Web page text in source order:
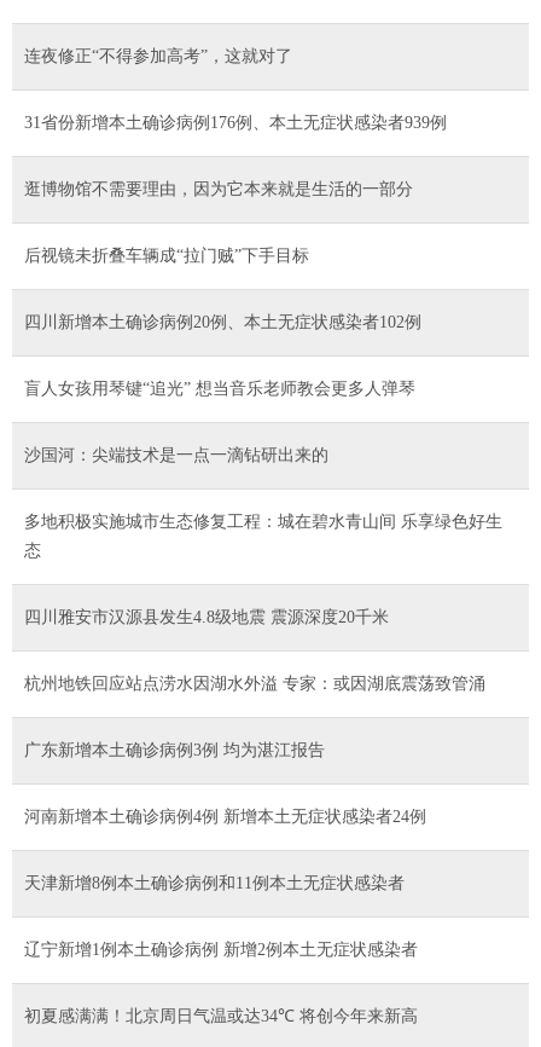
连夜修正“不得参加高考”，这就对了
31省份新增本土确诊病例176例、本土无症状感染者939例
逛博物馆不需要理由，因为它本来就是生活的一部分
后视镜未折叠车辆成“拉门贼”下手目标
四川新增本土确诊病例20例、本土无症状感染者102例
盲人女孩用琴键“追光” 想当音乐老师教会更多人弹琴
沙国河：尖端技术是一点一滴钻研出来的
多地积极实施城市生态修复工程：城在碧水青山间 乐享绿色好生
态
四川雅安市汉源县发生4.8级地震 震源深度20千米
杭州地铁回应站点涝水因湖水外溢 专家：或因湖底震荡致管涌
广东新增本土确诊病例3例 均为湛江报告
河南新增本土确诊病例4例 新增本土无症状感染者24例
天津新增8例本土确诊病例和11例本土无症状感染者
辽宁新增1例本土确诊病例 新增2例本土无症状感染者
初夏感满满！北京周日气温或达34℃ 将创今年来新高